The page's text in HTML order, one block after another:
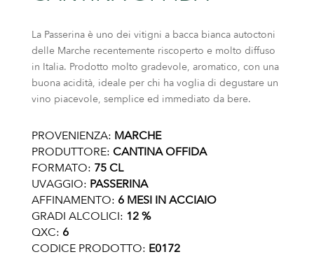
La Passerina è uno dei vitigni a bacca bianca autoctoni
delle Marche recentemente riscoperto e molto diffuso
in Italia. Prodotto molto gradevole, aromatico, con una
buona acidità, ideale per chi ha voglia di degustare un
vino piacevole, semplice ed immediato da bere.
PROVENIENZA: MARCHE
PRODUTTORE: CANTINA OFFIDA
FORMATO: 75 CL
UVAGGIO: PASSERINA
AFFINAMENTO: 6 MESI IN ACCIAIO
GRADI ALCOLICI: 12 %
QXC: 6
CODICE PRODOTTO: E0172